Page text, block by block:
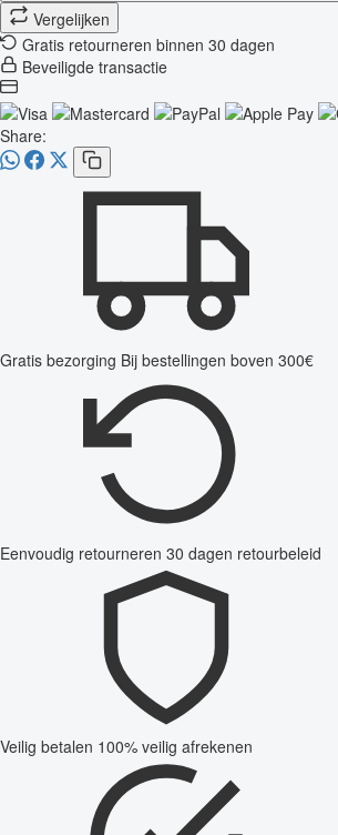
Vergelijken
Gratis retourneren binnen 30 dagen
Beveiligde transactie
Share:
Gratis bezorging Bij bestellingen boven 300€
Eenvoudig retourneren 30 dagen retourbeleid
Veilig betalen 100% veilig afrekenen